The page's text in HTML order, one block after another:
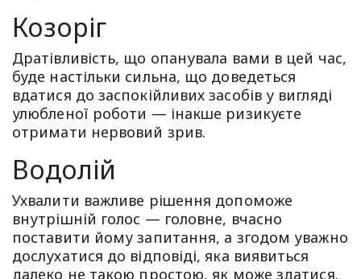
Козоріг
Дратівливість, що опанувала вами в цей час,
буде настільки сильна, що доведеться
вдатися до заспокійливих засобів у вигляді
улюбленої роботи — інакше ризикуєте
отримати нервовий зрив.
Водолій
Ухвалити важливе рішення допоможе
внутрішній голос — головне, вчасно
поставити йому запитання, а згодом уважно
дослухатися до відповіді, яка виявиться
далеко не такою простою, як може здатися.